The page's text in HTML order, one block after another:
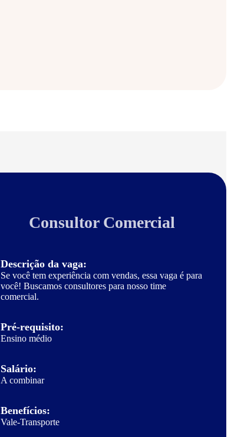
Consultor Comercial
Descrição da vaga:
Se você tem experiência com vendas, essa vaga é para
você! Buscamos consultores para nosso time
comercial.
Pré-requisito:
Ensino médio
Salário:
A combinar
Benefícios:
Vale-Transporte